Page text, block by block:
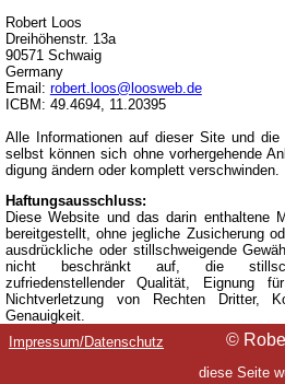
Ro­bert Loos
Drei­hö­hen­str. 13a
90571 Schwaig
Ger­ma­ny
Email: robert.loos@loosweb.de
ICBM: 49.4694, 11.20395
Al­le In­for­ma­tio­nen auf die­ser Site und die
selbst kön­nen sich oh­ne vor­her­ge­hen­de
di­gung än­dern oder kom­plett ver­schwin­den.
Haftungsausschluss:
Diese Website und das darin enthaltene
bereitgestellt, ohne jegliche Zusicherung
ausdrückliche oder stillschweigende
nicht beschränkt auf, die
zufriedenstellender Qualität, Eignung
Nichtverletzung von Rechten Dritter,
Genauigkeit.
©
Im­pres­sum/Da­ten­schutz
die­se Sei­te